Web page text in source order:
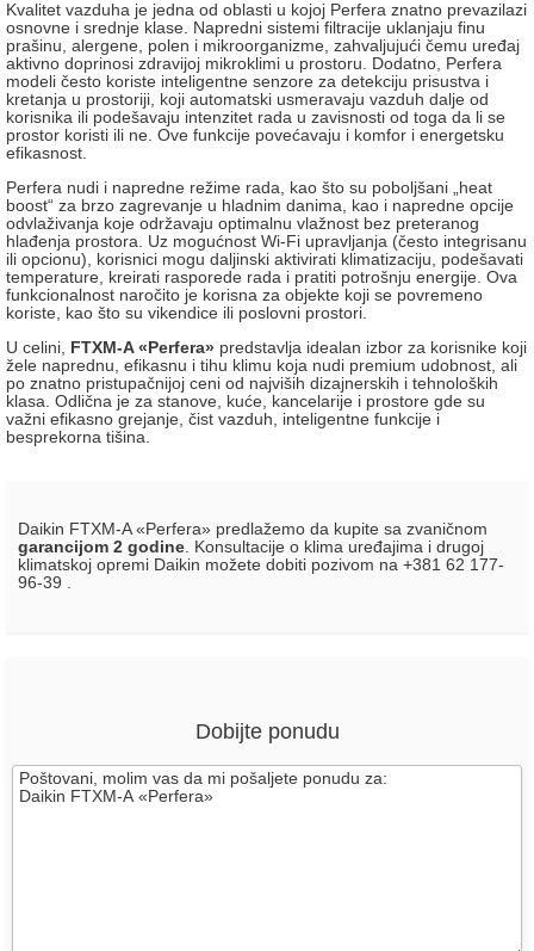
Kvalitet vazduha je jedna od oblasti u kojoj Perfera znatno prevazilazi
osnovne i srednje klase. Napredni sistemi filtracije uklanjaju finu
prašinu, alergene, polen i mikroorganizme, zahvaljujući čemu uređaj
aktivno doprinosi zdravijoj mikroklimi u prostoru. Dodatno, Perfera
modeli često koriste inteligentne senzore za detekciju prisustva i
kretanja u prostoriji, koji automatski usmeravaju vazduh dalje od
korisnika ili podešavaju intenzitet rada u zavisnosti od toga da li se
prostor koristi ili ne. Ove funkcije povećavaju i komfor i energetsku
efikasnost.
Perfera nudi i napredne režime rada, kao što su poboljšani „heat
boost“ za brzo zagrevanje u hladnim danima, kao i napredne opcije
odvlaživanja koje održavaju optimalnu vlažnost bez preteranog
hlađenja prostora. Uz mogućnost Wi-Fi upravljanja (često integrisanu
ili opcionu), korisnici mogu daljinski aktivirati klimatizaciju, podešavati
temperature, kreirati rasporede rada i pratiti potrošnju energije. Ova
funkcionalnost naročito je korisna za objekte koji se povremeno
koriste, kao što su vikendice ili poslovni prostori.
U celini,
FTXM-A «Perfera» predstavlja idealan izbor za korisnike koji
žele naprednu, efikasnu i tihu klimu koja nudi premium udobnost, ali
po znatno pristupačnijoj ceni od najviših dizajnerskih i tehnoloških
klasa. Odlična je za stanove, kuće, kancelarije i prostore gde su
važni efikasno grejanje, čist vazduh, inteligentne funkcije i
besprekorna tišina.
Daikin FTXM-A «Perfera» predlažemo da kupite sa zvaničnom
garancijom 2 godine. Konsultacije o klima uređajima i drugoj
klimatskoj opremi Daikin možete dobiti pozivom na +381 62 177-
96-39 .
Dobijte ponudu